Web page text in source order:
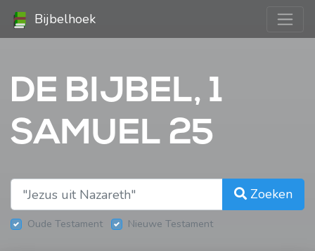
Bijbelhoek
DE BIJBEL, 1
SAMUEL 25
Zoeken
Oude Testament Nieuwe Testament